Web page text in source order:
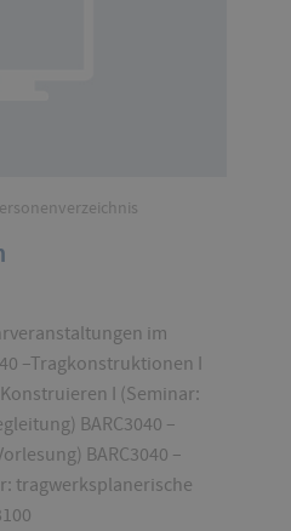
im
–Tragkonstruktionen I
I (Seminar:
BARC3040 –
BARC3040 –
tragwerksplanerische